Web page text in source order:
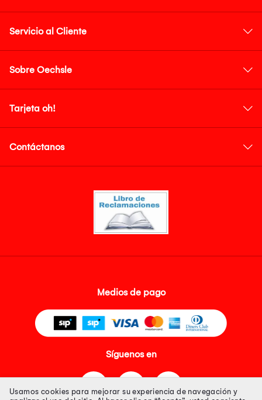
Servicio al Cliente
Sobre Oechsle
Tarjeta oh!
Contáctanos
Medios de pago
Síguenos en
Usamos cookies para mejorar su experiencia de navegación y